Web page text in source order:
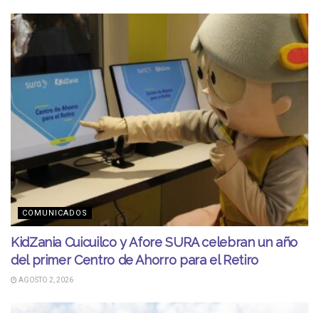
COMUNICADOS
KidZania Cuicuilco y Afore SURA celebran un año
del primer Centro de Ahorro para el Retiro
AGOSTO 2, 2026